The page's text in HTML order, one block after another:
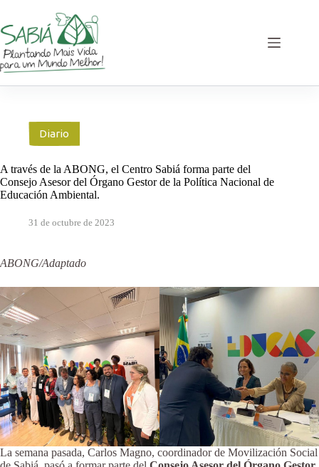
contenido
Diario
A través de la ABONG, el Centro Sabiá forma parte del
Consejo Asesor del Órgano Gestor de la Política Nacional de
Educación Ambiental.
31 de octubre de 2023
ABONG/Adaptado
La semana pasada, Carlos Magno, coordinador de Movilización Social